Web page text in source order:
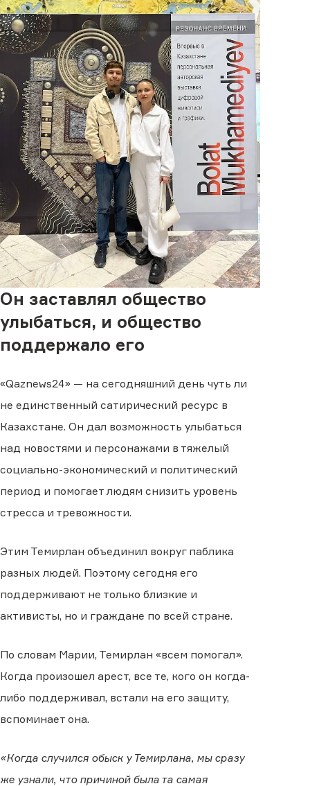
Он заставлял общество
улыбаться, и общество
поддержало его
«Qaznews24» — на сегодняшний день чуть ли
не единственный сатирический ресурс в
Казахстане. Он дал возможность улыбаться
над новостями и персонажами в тяжелый
социально-экономический и политический
период и помогает людям снизить уровень
стресса и тревожности.
Этим Темирлан объединил вокруг паблика
разных людей. Поэтому сегодня его
поддерживают не только близкие и
активисты, но и граждане по всей стране.
По словам Марии, Темирлан «всем помогал».
Когда произошел арест, все те, кого он когда-
либо поддерживал, встали на его защиту,
вспоминает она.
«Когда случился обыск у Темирлана, мы сразу
же узнали, что причиной была та самая